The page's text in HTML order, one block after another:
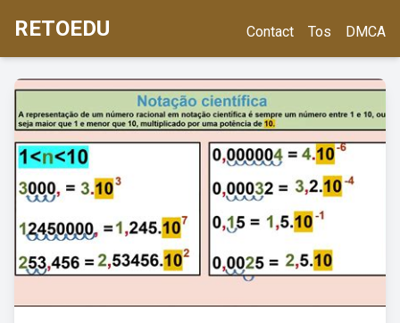
RETOEDU Contact Tos DMCA